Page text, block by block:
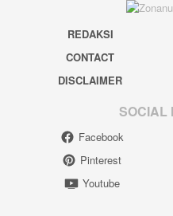
REDAKSI
CONTACT
DISCLAIMER
SOCIAL
Facebook
Pinterest
Youtube